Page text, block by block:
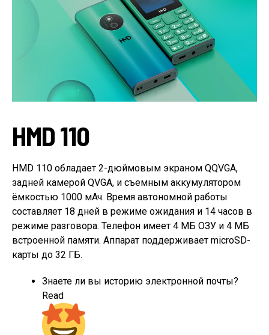
HMD 110
HMD 110 обладает 2-дюймовым экраном QQVGA,
задней камерой QVGA, и съемным аккумулятором
ёмкостью 1000 мАч. Время автономной работы
составляет 18 дней в режиме ожидания и 14 часов в
режиме разговора. Телефон имеет 4 МБ ОЗУ и 4 МБ
встроенной памяти. Аппарат поддерживает microSD-
карты до 32 ГБ.
Знаете ли вы историю электронной почты?
Read